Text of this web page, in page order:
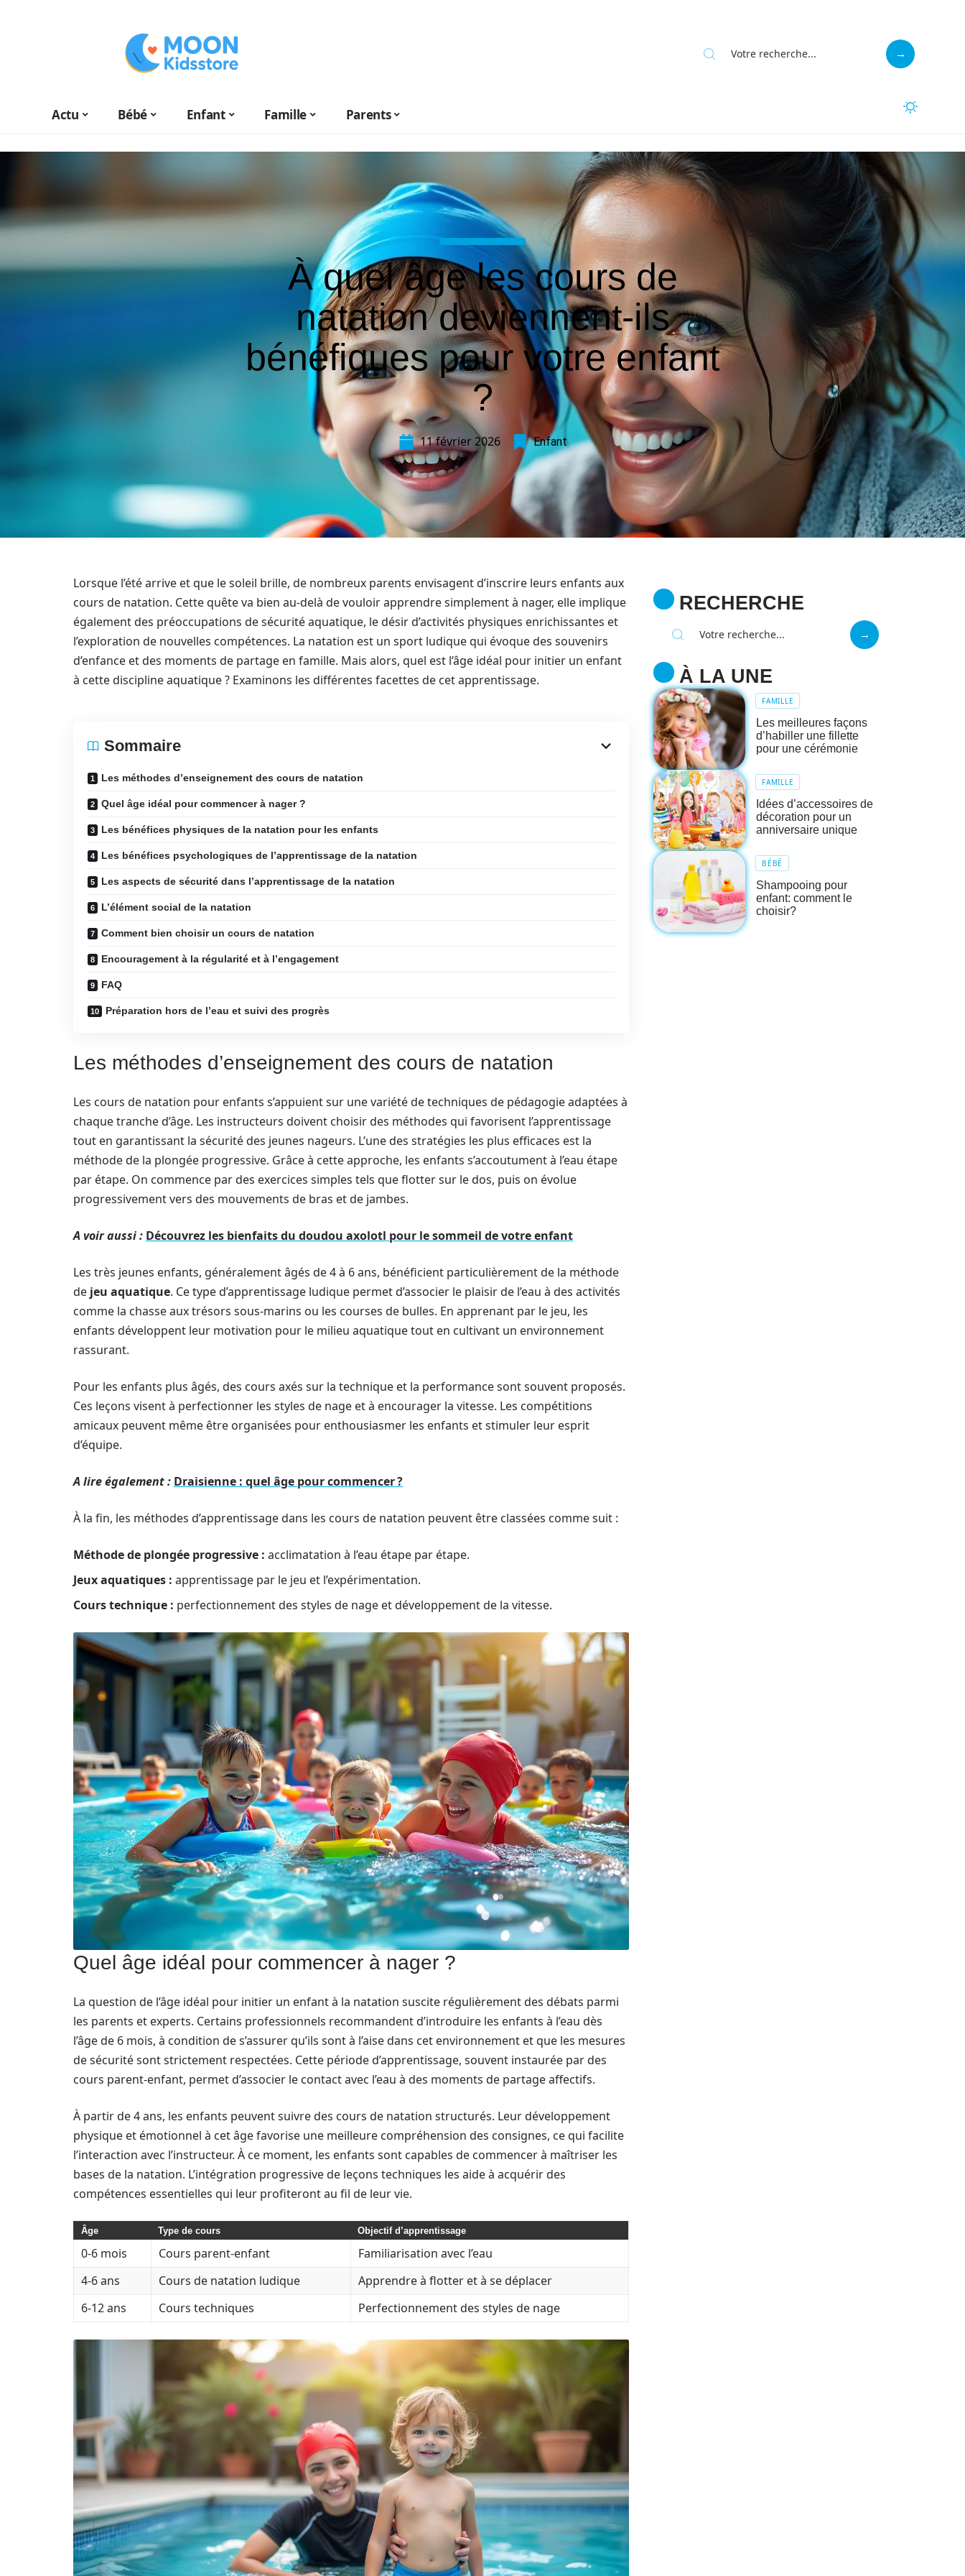
Actu Bébé Enfant Famille Parents
À quel âge les cours de
natation deviennent-ils
bénéfiques pour votre enfant
?
11 février 2026 Enfant
Lorsque l’été arrive et que le soleil brille, de nombreux parents envisagent d’inscrire leurs enfants aux
cours de natation. Cette quête va bien au-delà de vouloir apprendre simplement à nager, elle implique
également des préoccupations de sécurité aquatique, le désir d’activités physiques enrichissantes et
l’exploration de nouvelles compétences. La natation est un sport ludique qui évoque des souvenirs
d’enfance et des moments de partage en famille. Mais alors, quel est l’âge idéal pour initier un enfant
à cette discipline aquatique ? Examinons les différentes facettes de cet apprentissage.
Sommaire
Les méthodes d’enseignement des cours de natation
Quel âge idéal pour commencer à nager ?
Les bénéfices physiques de la natation pour les enfants
Les bénéfices psychologiques de l’apprentissage de la natation
Les aspects de sécurité dans l’apprentissage de la natation
L’élément social de la natation
Comment bien choisir un cours de natation
Encouragement à la régularité et à l’engagement
FAQ
Préparation hors de l’eau et suivi des progrès
Les méthodes d’enseignement des cours de natation
Les cours de natation pour enfants s’appuient sur une variété de techniques de pédagogie adaptées à
chaque tranche d’âge. Les instructeurs doivent choisir des méthodes qui favorisent l’apprentissage
tout en garantissant la sécurité des jeunes nageurs. L’une des stratégies les plus efficaces est la
méthode de la plongée progressive. Grâce à cette approche, les enfants s’accoutument à l’eau étape
par étape. On commence par des exercices simples tels que flotter sur le dos, puis on évolue
progressivement vers des mouvements de bras et de jambes.
A voir aussi : Découvrez les bienfaits du doudou axolotl pour le sommeil de votre enfant
Les très jeunes enfants, généralement âgés de 4 à 6 ans, bénéficient particulièrement de la méthode
de jeu aquatique. Ce type d’apprentissage ludique permet d’associer le plaisir de l’eau à des activités
comme la chasse aux trésors sous-marins ou les courses de bulles. En apprenant par le jeu, les
enfants développent leur motivation pour le milieu aquatique tout en cultivant un environnement
rassurant.
Pour les enfants plus âgés, des cours axés sur la technique et la performance sont souvent proposés.
Ces leçons visent à perfectionner les styles de nage et à encourager la vitesse. Les compétitions
amicaux peuvent même être organisées pour enthousiasmer les enfants et stimuler leur esprit
d’équipe.
A lire également : Draisienne : quel âge pour commencer ?
À la fin, les méthodes d’apprentissage dans les cours de natation peuvent être classées comme suit :
Méthode de plongée progressive : acclimatation à l’eau étape par étape.
Jeux aquatiques : apprentissage par le jeu et l’expérimentation.
Cours technique : perfectionnement des styles de nage et développement de la vitesse.
Quel âge idéal pour commencer à nager ?
La question de l’âge idéal pour initier un enfant à la natation suscite régulièrement des débats parmi
les parents et experts. Certains professionnels recommandent d’introduire les enfants à l’eau dès
l’âge de 6 mois, à condition de s’assurer qu’ils sont à l’aise dans cet environnement et que les mesures
de sécurité sont strictement respectées. Cette période d’apprentissage, souvent instaurée par des
cours parent-enfant, permet d’associer le contact avec l’eau à des moments de partage affectifs.
À partir de 4 ans, les enfants peuvent suivre des cours de natation structurés. Leur développement
physique et émotionnel à cet âge favorise une meilleure compréhension des consignes, ce qui facilite
l’interaction avec l’instructeur. À ce moment, les enfants sont capables de commencer à maîtriser les
bases de la natation. L’intégration progressive de leçons techniques les aide à acquérir des
compétences essentielles qui leur profiteront au fil de leur vie.
Âge Type de cours Objectif d’apprentissage
0-6 mois Cours parent-enfant
Familiarisation avec l’eau
4-6 ans
Cours de natation ludique
Apprendre à flotter et à se déplacer
6-12 ans
Cours techniques Perfectionnement des styles de nage
RECHERCHE
À LA UNE
FAMILLE
Les meilleures façons
d’habiller une fillette
pour une cérémonie
FAMILLE
Idées d’accessoires de
décoration pour un
anniversaire unique
BÉBÉ
Shampooing pour
enfant: comment le
choisir?